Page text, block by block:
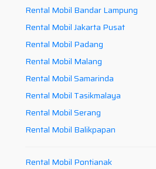
Rental Mobil Bandar Lampung
Rental Mobil Jakarta Pusat
Rental Mobil Padang
Rental Mobil Malang
Rental Mobil Samarinda
Rental Mobil Tasikmalaya
Rental Mobil Serang
Rental Mobil Balikpapan
Rental Mobil Pontianak